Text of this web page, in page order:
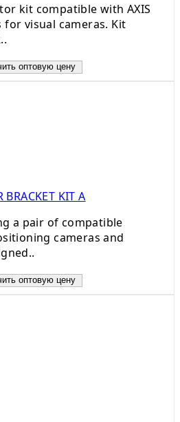
kit compatible with AXIS
for visual cameras. Kit
оптовую цену
KIT A
a pair of compatible
cameras and
оптовую цену